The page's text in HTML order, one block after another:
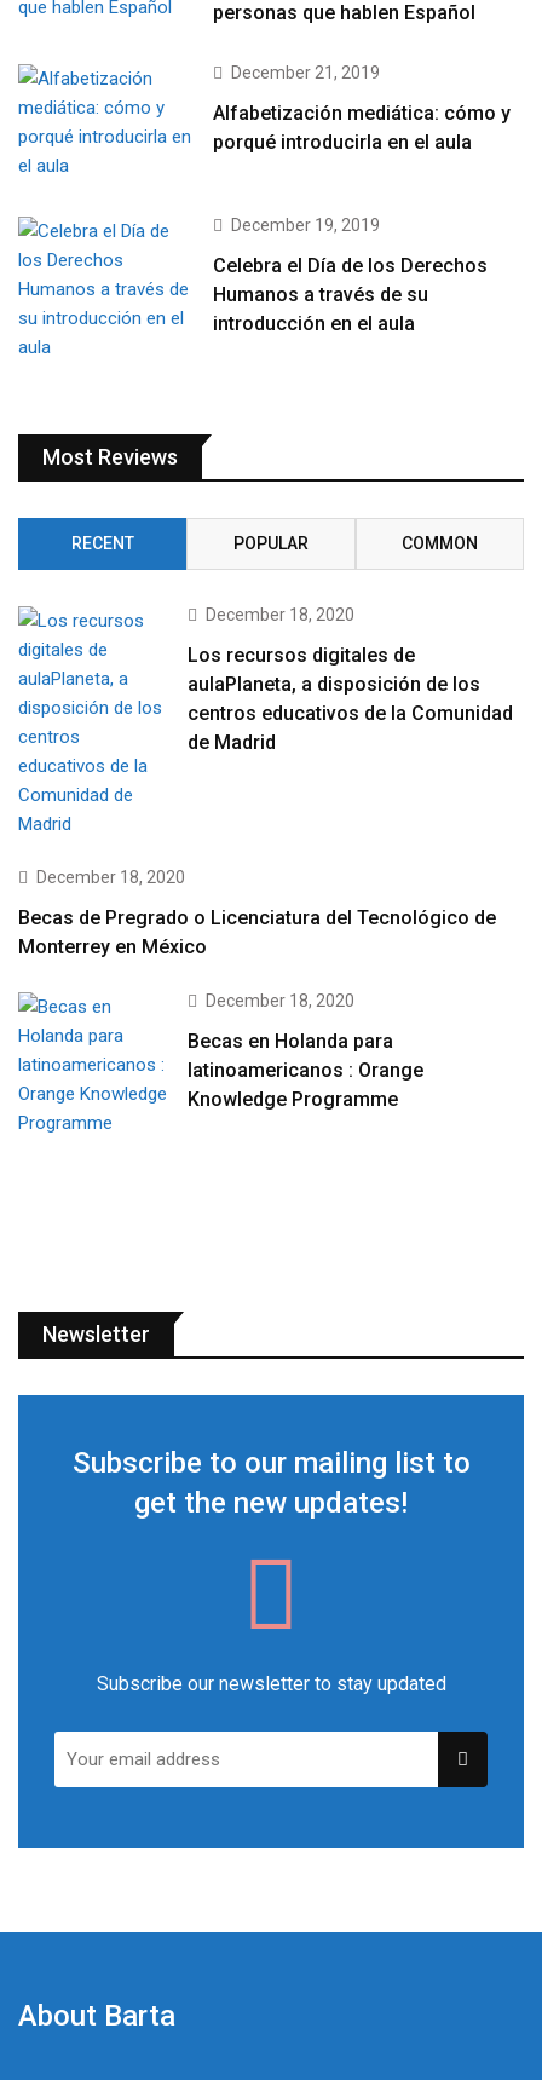
personas que hablen Español
December 21, 2019
Alfabetización mediática: cómo y
porqué introducirla en el aula
December 19, 2019
Celebra el Día de los Derechos
Humanos a través de su
introducción en el aula
Most Reviews
RECENT POPULAR COMMON
December 18, 2020
Los recursos digitales de
aulaPlaneta, a disposición de los
centros educativos de la Comunidad
de Madrid
December 18, 2020
Becas de Pregrado o Licenciatura del Tecnológico de
Monterrey en México
December 18, 2020
Becas en Holanda para
latinoamericanos : Orange
Knowledge Programme
Newsletter
Subscribe to our mailing list to
get the new updates!
Subscribe our newsletter to stay updated
About Barta